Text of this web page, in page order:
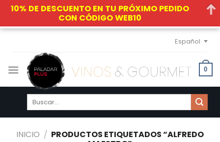
Skip
content
Español
0
Buscar
INICIO / PRODUCTOS ETIQUETADOS “ALFREDO
10% DE DESCUENTO EN TU PRÓXIMO PEDIDO
CON CÓDIGO WEB10